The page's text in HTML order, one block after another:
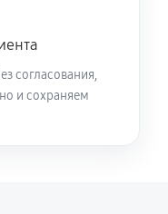
SX14-R (2024,
согласования,
и сохраняем